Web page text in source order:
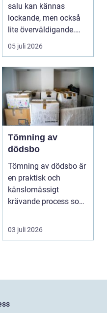
salu kan kännas
lockande, men också
lite överväldigande.
Utbudet är stor...
05 juli 2026
Tömning av
dödsbo
Tömning av dödsbo är
en praktisk och
känslomässigt
krävande process som
gång ell...
03 juli 2026